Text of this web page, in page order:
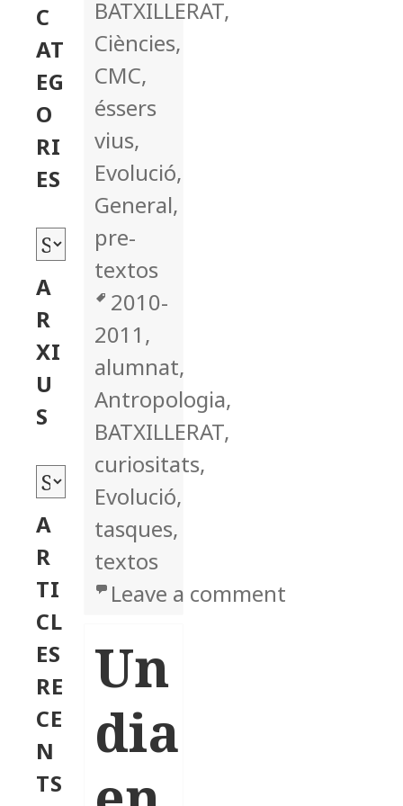
C
AT
EG
O
RI
ES
C
a
t
e
g
o
i
e
s
A
R
XI
U
S
A
r
x
i
u
s
A
R
TI
CL
ES
RE
CE
N
TS
BATXILLERAT,
Ciències,
CMC,
éssers
vius,
Evolució,
General,
pre-
textos
Tags
2010-
2011,
alumnat,
Antropologia,
BATXILLERAT,
curiositats,
Evolució,
tasques,
textos
Leave a comment
Un
dia